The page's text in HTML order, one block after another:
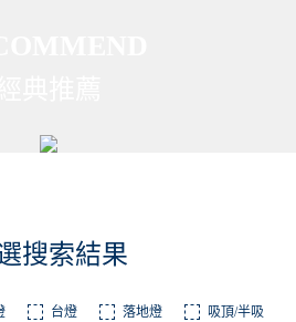
搜索結果
台燈 落地燈 吸頂/半吸